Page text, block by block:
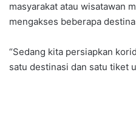
masyarakat atau wisatawan
mengakses beberapa
“Sedang kita persiapkan
satu destinasi dan satu tiket